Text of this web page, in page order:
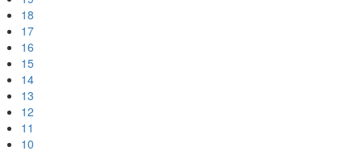
18
17
16
15
14
13
12
11
10